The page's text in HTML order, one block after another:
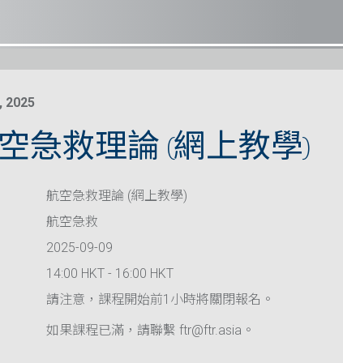
2025
急救理論 (網上教學)
航空急救理論 (網上教學)
航空急救
2025-09-09
14:00 HKT - 16:00 HKT
請注意，課程開始前1小時將關閉報名。
如果課程已滿，請聯繫 ftr@ftr.asia。